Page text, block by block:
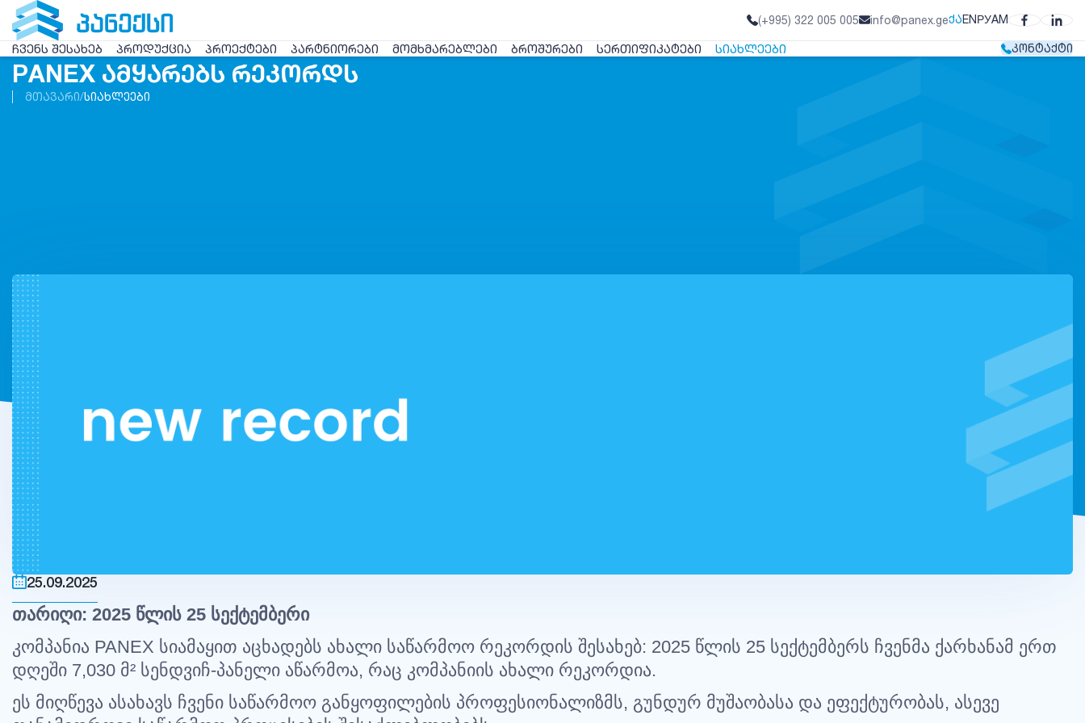
(+995) 322 005 005 info@panex.geᲥᲐENРУAM
ᲩᲕᲔᲜᲡ ᲨᲔᲡᲐᲮᲔᲑ ᲞᲠᲝᲓᲣᲥᲪᲘᲐ ᲞᲠᲝᲔᲥᲢᲔᲑᲘ ᲞᲐᲠᲢᲜᲘᲝᲠᲔᲑᲘ ᲛᲝᲛᲮᲛᲐᲠᲔᲑᲚᲔᲑᲘ ᲑᲠᲝᲨᲣᲠᲔᲑᲘ ᲡᲔᲠᲗᲘᲤᲘᲙᲐᲢᲔᲑᲘ ᲡᲘᲐᲮᲚᲔᲔᲑᲘ ᲙᲝᲜᲢᲐᲥᲢᲘ
PANEX ᲐᲛᲧᲐᲠᲔᲑᲡ ᲠᲔᲙᲝᲠᲓᲡ
ᲛᲗᲐᲕᲐᲠᲘ ᲡᲘᲐᲮᲚᲔᲔᲑᲘ
25.09.2025
თარიღი: 2025 წლის 25 სექტემბერი
კომპანია PANEX სიამაყით აცხადებს ახალი საწარმოო რეკორდის შესახებ: 2025 წლის 25 სექტემბერს ჩვენმა ქარხანამ ერთ
დღეში 7,030 მ² სენდვიჩ-პანელი აწარმოა, რაც კომპანიის ახალი რეკორდია.
ეს მიღწევა ასახავს ჩვენი საწარმოო განყოფილების პროფესიონალიზმს, გუნდურ მუშაობასა და ეფექტურობას, ასევე